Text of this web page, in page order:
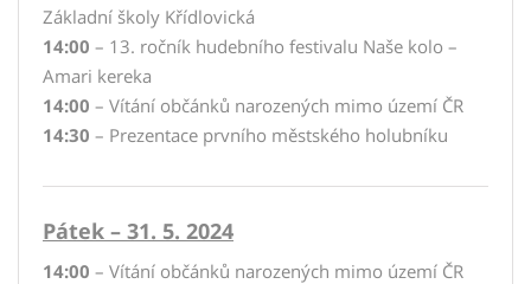
Základní školy Křídlovická
14:00 – 13. ročník hudebního festivalu Naše kolo –
Amari kereka
14:00 – Vítání občánků narozených mimo území ČR
14:30 – Prezentace prvního městského holubníku
Pátek – 31. 5. 2024
14:00 – Vítání občánků narozených mimo území ČR